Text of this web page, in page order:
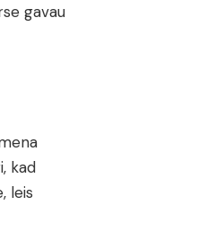
gavau
kad
leis